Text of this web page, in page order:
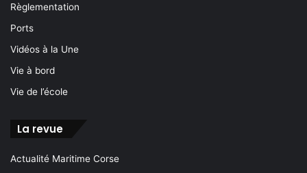
Règlementation
Ports
Vidéos à la Une
Vie à bord
Vie de l’école
La revue
Actualité Maritime Corse